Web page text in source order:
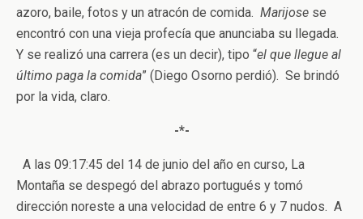
azoro, baile, fotos y un atracón de comida. Marijose se
encontró con una vieja profecía que anunciaba su llegada.
Y se realizó una carrera (es un decir), tipo “el que llegue al
último paga la comida” (Diego Osorno perdió). Se brindó
por la vida, claro.
-*-
A las 09:17:45 del 14 de junio del año en curso, La
Montaña se despegó del abrazo portugués y tomó
dirección noreste a una velocidad de entre 6 y 7 nudos. A